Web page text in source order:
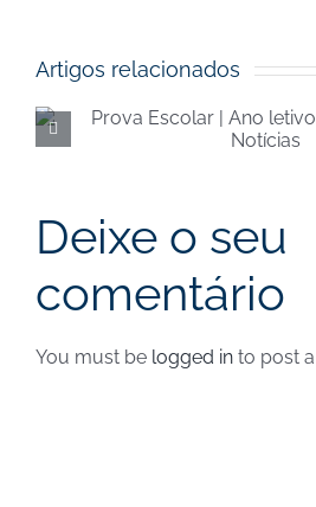
Artigos relacionados
Execução
Deixe o seu
comentário
You must be logged in to post